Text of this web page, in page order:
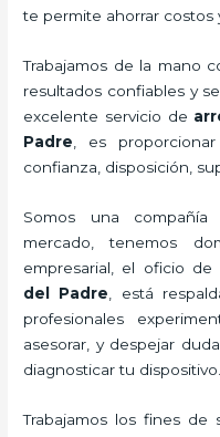
te permite ahorrar costos
Trabajamos de la mano
resultados confiables y
excelente servicio de
Padre , es
confianza, disposición,
Somos una
mercado, tenemos
empresarial, el oficio de
del Padre , está
profesionales
asesorar, y despejar
diagnosticar tu dispositivo.
Trabajamos los fines de